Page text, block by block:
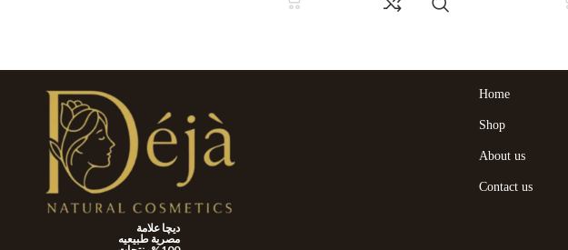
ديچا علامة
مصرية طبيعيه
Home
Shop
About us
Contact us